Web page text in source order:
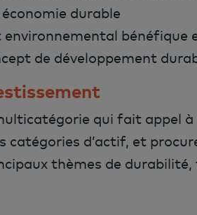
durable
bénéfique
de développement
qui fait appel
catégories d’actif, et
thèmes de